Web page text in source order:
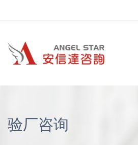
验厂咨询